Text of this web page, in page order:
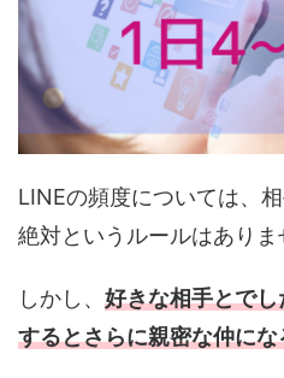
LINEの頻度については、
絶対というルールはありま
しかし、 好きな相手とで
するとさらに親密な仲にな